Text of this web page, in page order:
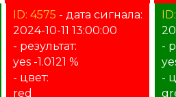
ID: 4575 - дата сигнала:
2024-10-11 13:00:00
- результат:
yes -1.0121 %
- цвет:
red
-
-